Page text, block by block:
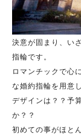
決意が固まり、い
指輪です。
ロマンチックで心
な婚約指輪を用意
デザインは？？予
か？？
初めての事がほと